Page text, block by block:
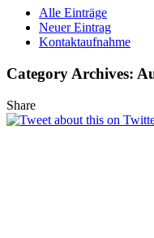
Alle Einträge
Neuer Eintrag
Kontaktaufnahme
Category Archives:
Share